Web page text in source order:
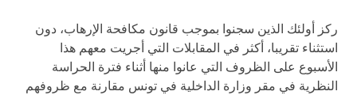
ركز أولئك الذين سجنوا بموجب قانون مكافحة الإرهاب، دون
استثناء تقريبا، أكثر في المقابلات التي أجريت معهم هذا
الأسبوع على الظروف التي عانوا منها أثناء فترة الحراسة
النظرية في مقر وزارة الداخلية في تونس مقارنة مع ظروفهم